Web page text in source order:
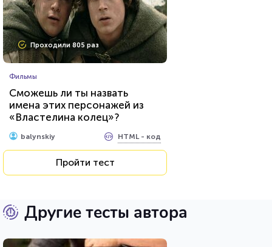
Проходили 805 раз
Фильмы
Сможешь ли ты назвать
имена этих персонажей из
«Властелина колец»?
balynskiy HTML - код
Пройти тест
Другие тесты автора